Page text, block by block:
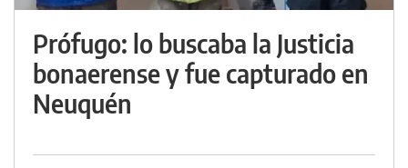
Prófugo: lo buscaba la Justicia
bonaerense y fue capturado en
Neuquén